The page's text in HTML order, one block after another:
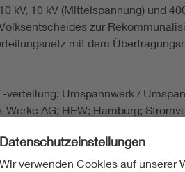
kV, 10 kV (Mittelspannung) und
zur
mit dem
verteilung; Umspannwerk /
AG; HEW; Hamburg;
Abspannwerk
Vattenfall Europe AG; 50Hertz